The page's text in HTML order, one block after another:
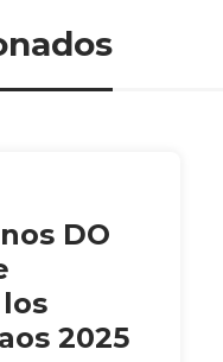
DO
2025